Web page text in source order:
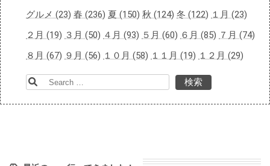
グルメ (23) 春 (236) 夏 (150) 秋 (124) 冬 (122) １月 (23)
２月 (19) ３月 (50) ４月 (93) ５月 (60) ６月 (85) ７月 (74)
８月 (67) ９月 (56) １０月 (58) １１月 (19) １２月 (29)
索: